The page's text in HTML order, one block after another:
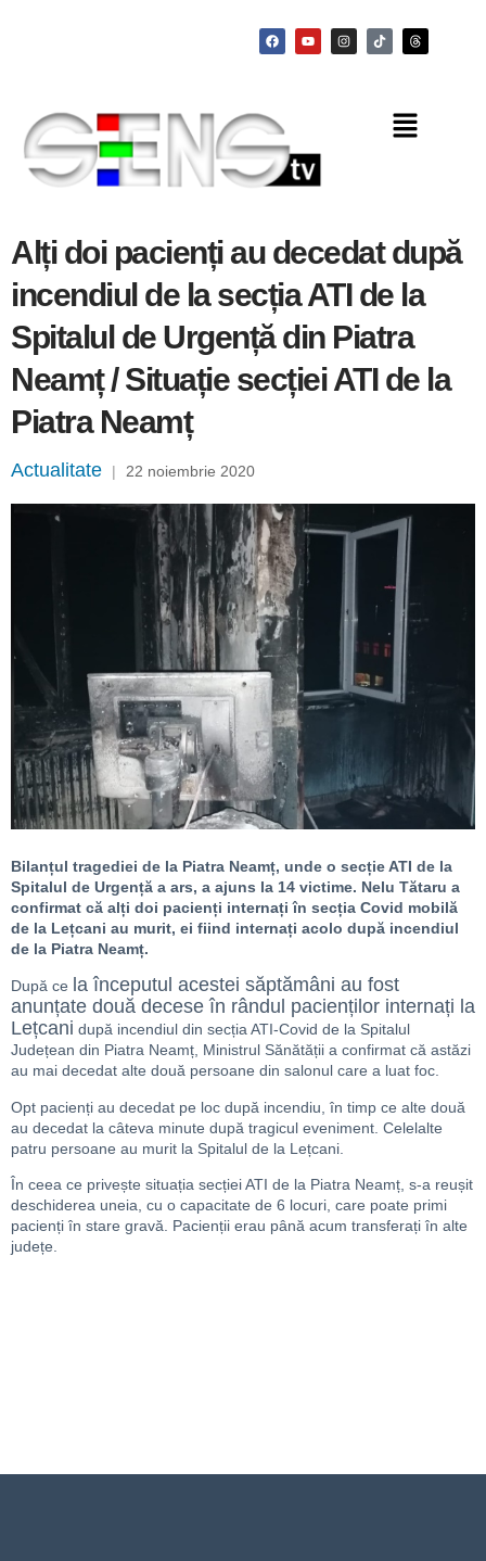
Alți doi pacienți au decedat după
incendiul de la secția ATI de la
Spitalul de Urgență din Piatra
Neamț / Situație secției ATI de la
Piatra Neamț
Actualitate | 22 noiembrie 2020
Bilanțul tragediei de la Piatra Neamț, unde o secție ATI de la
Spitalul de Urgență a ars, a ajuns la 14 victime. Nelu Tătaru a
confirmat că alți doi pacienți internați în secția Covid mobilă
de la Lețcani au murit, ei fiind internați acolo după incendiul
de la Piatra Neamț.
După ce la începutul acestei săptămâni au fost
anunțate două decese în rândul pacienților internați la
Lețcani după incendiul din secția ATI-Covid de la Spitalul
Județean din Piatra Neamț, Ministrul Sănătății a confirmat că astăzi
au mai decedat alte două persoane din salonul care a luat foc.
Opt pacienți au decedat pe loc după incendiu, în timp ce alte două
au decedat la câteva minute după tragicul eveniment. Celelalte
patru persoane au murit la Spitalul de la Lețcani.
În ceea ce privește situația secției ATI de la Piatra Neamț, s-a reușit
deschiderea uneia, cu o capacitate de 6 locuri, care poate primi
pacienți în stare gravă. Pacienții erau până acum transferați în alte
județe.